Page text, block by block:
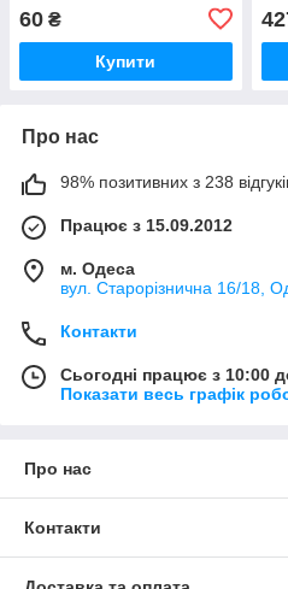
60 ₴
Купити
Про нас
98% позитивних з 238
Працює з 15.09.2012
м. Одеса
вул. Старорізнична 16/18,
Контакти
Сьогодні працює з 10:00
Показати весь графік
Про нас
Контакти